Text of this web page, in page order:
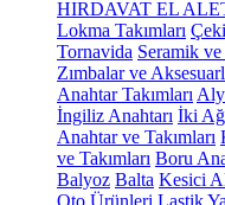
HIRDAVAT EL
Lokma Takımları
Tornavida Seramik ve
Zımbalar ve
Anahtar Takımları
İngiliz Anahtarı İki
Anahtar ve Takımları
ve Takımları Boru
Balyoz Balta Kesici
Oto Ürünleri Lastik